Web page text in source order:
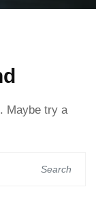
Maybe try a